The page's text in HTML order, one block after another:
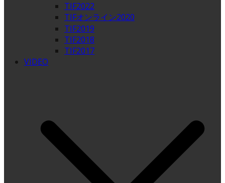
TIF2022
TIFオンライン2020
TIF2019
TIF2018
TIF2017
VIDEO